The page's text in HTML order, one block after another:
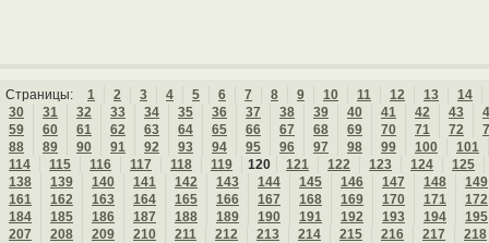
Страницы: 1 2 3 4 5 6 7 8 9 10 11 12 13
14
30
31 32 33 34 35 36 37 38 39 40 41 42 43
59
60 61 62 63 64 65 66 67 68 69 70 71 72
88
89 90 91 92 93 94 95 96 97 98 99 100
101
114
115 116 117 118 119 120 121 122 123 124
125
138
139 140 141 142 143 144 145 146 147 148
149
161
162 163 164 165 166 167 168 169 170 171
172
184
185 186 187 188 189 190 191 192 193 194
195
207
208 209 210 211 212 213 214 215 216 217
218